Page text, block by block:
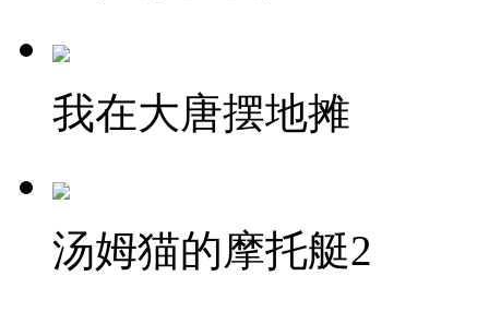
我在大唐摆地摊
汤姆猫的摩托艇2